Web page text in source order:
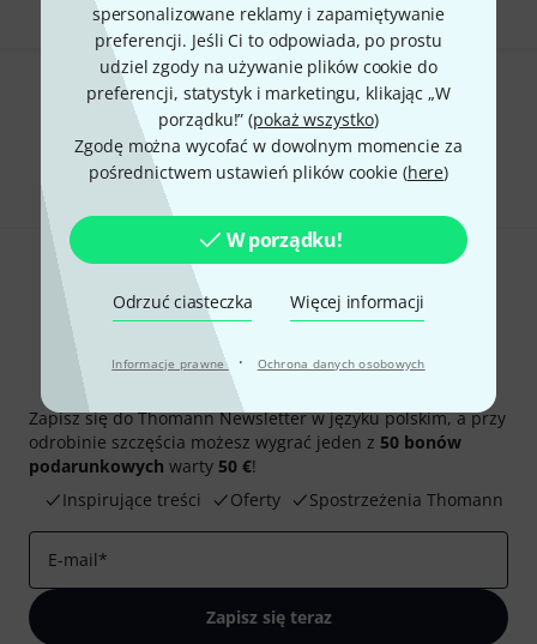
spersonalizowane reklamy i zapamiętywanie
preferencji. Jeśli Ci to odpowiada, po prostu
udziel zgody na używanie plików cookie do
preferencji, statystyk i marketingu, klikając „W
porządku!” (pokaż wszystko)
Zgodę można wycofać w dowolnym momencie za
pośrednictwem ustawień plików cookie (here)
W porządku!
Odrzuć ciasteczka Więcej informacji
Informacje prawne · Ochrona danych osobowych
Czy podoba Ci się to co widzisz?
Udostępnij Pomoc i opinie
Thomann Newsletter
Zapisz się do Thomann Newsletter w języku polskim, a przy
odrobinie szczęścia możesz wygrać jeden z 50 bonów
podarunkowych warty 50 €!
Inspirujące treści
Oferty Spostrzeżenia Thomann
E-mail*
Zapisz się teraz